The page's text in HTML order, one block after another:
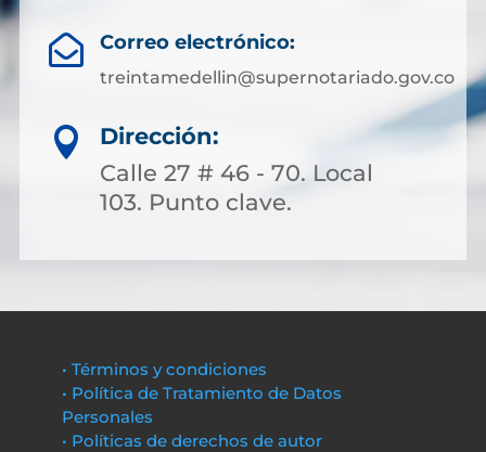
 Correo electrónico:
treintamedellin@supernotariado.gov.co

Dirección:
Calle 27 # 46 - 70. Local
103. Punto clave.
• Términos y condiciones
• Política de Tratamiento de Datos
Personales
• Políticas de derechos de autor